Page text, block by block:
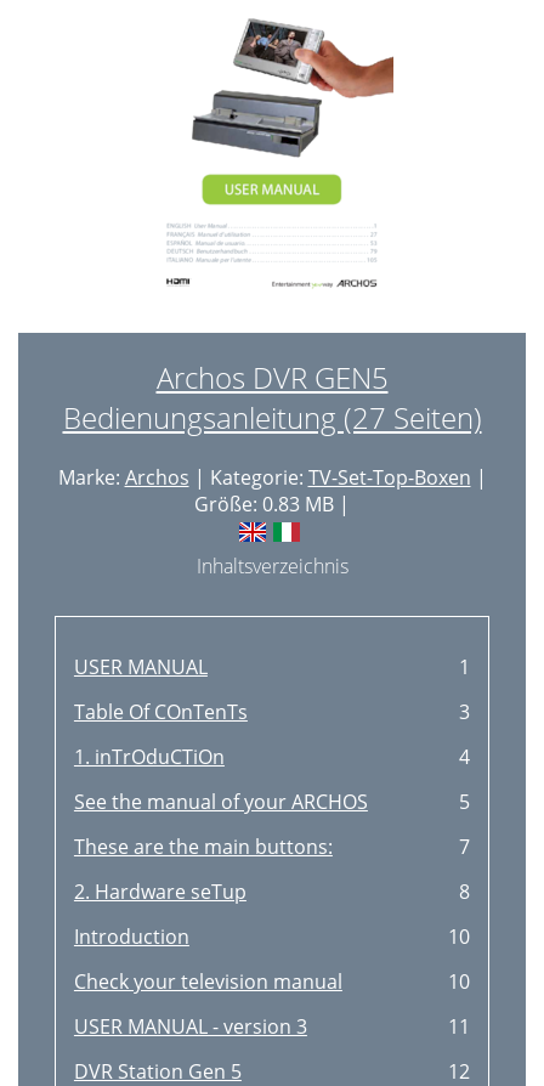
Archos DVR GEN5
Bedienungsanleitung (27 Seiten)
Marke: Archos | Kategorie: TV-Set-Top-Boxen |
Größe: 0.83 MB |
Inhaltsverzeichnis
USER MANUAL
1
Table Of COnTenTs
3
1. inTrOduCTiOn
4
See the manual of your ARCHOS
5
These are the main buttons:
7
2. Hardware seTup
8
Introduction
10
Check your television manual
10
USER MANUAL - version 3
11
DVR Station Gen 5
12